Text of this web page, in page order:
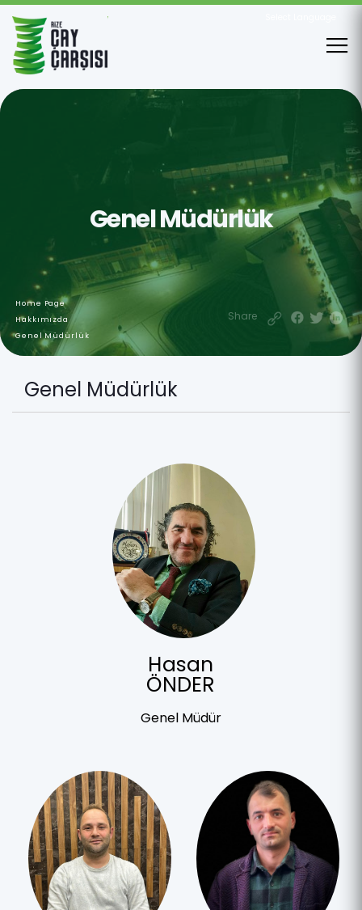
Genel Müdürlük
Share
Home Page
Hakkımızda
Genel Müdürlük
Genel Müdürlük
Hasan
ÖNDER
Genel Müdür